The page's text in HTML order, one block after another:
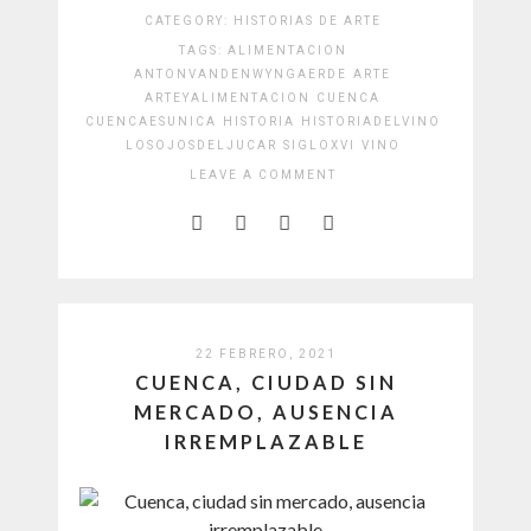
CATEGORY: HISTORIAS DE ARTE
TAGS: ALIMENTACION
ANTONVANDENWYNGAERDE
ARTE
ARTEYALIMENTACION
CUENCA
CUENCAESUNICA
HISTORIA
HISTORIADELVINO
LOSOJOSDELJUCAR
SIGLOXVI VINO
LEAVE A COMMENT
22 FEBRERO, 2021
CUENCA, CIUDAD SIN
MERCADO, AUSENCIA
IRREMPLAZABLE